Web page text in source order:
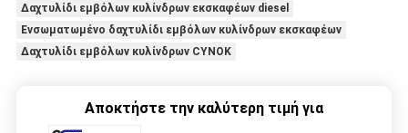
Δαχτυλίδι εμβόλων κυλίνδρων εκσκαφέων diesel
Ενσωματωμένο δαχτυλίδι εμβόλων κυλίνδρων εκσκαφέων
Δαχτυλίδι εμβόλων κυλίνδρων CYNOK
Αποκτήστε την καλύτερη τιμή για